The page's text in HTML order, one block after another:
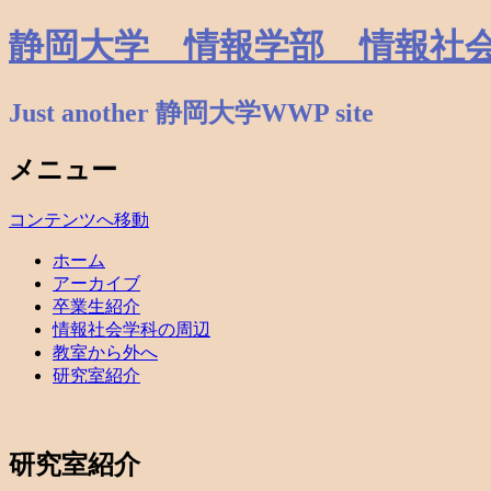
静岡大学 情報学部 情報社
Just another 静岡大学WWP site
メニュー
コンテンツへ移動
ホーム
アーカイブ
卒業生紹介
情報社会学科の周辺
教室から外へ
研究室紹介
研究室紹介